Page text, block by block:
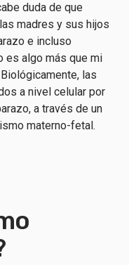
duda de que
madres y sus hijos
e incluso
es algo más que mi
las
a nivel celular por
a través de un
materno-fetal.